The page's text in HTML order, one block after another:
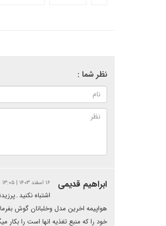
نظر شما :
ابراهیم قدیمی ۱۶ اسفند ۱۴۰۳ | ۱۳:۰۵
اشتباه
هواپیمه اخرین مدل وخلبانان گوش
خود را که منبع تغذیه انها است را بکار